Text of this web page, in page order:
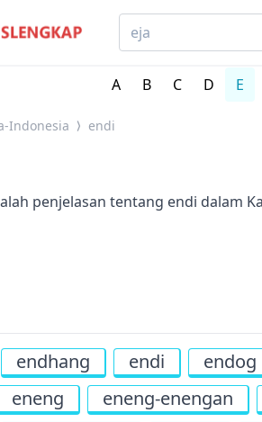
Jawa-Indonesia - Kamus Bahasa
A B C D E
Indonesia ⟩ endi
penjelasan tentang endi dalam
endhang endi endog
eneng eneng-enengan